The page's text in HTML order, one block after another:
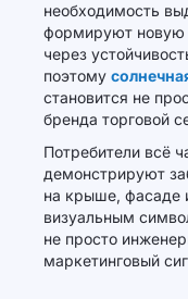
необходимость
формируют новую
через
поэтому
становится не
бренда торговой
Потребители всё
демонстрируют
на крыше, фасаде
визуальным
не просто
маркетинговый